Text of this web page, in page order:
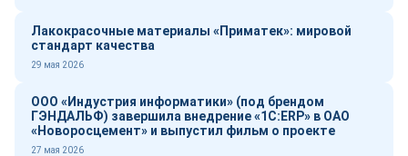
Лакокрасочные материалы «Приматек»: мировой
стандарт качества
29 мая 2026
ООО «Индустрия информатики» (под брендом
ГЭНДАЛЬФ) завершила внедрение «1С:ERP» в ОАО
«Новоросцемент» и выпустил фильм о проекте
27 мая 2026